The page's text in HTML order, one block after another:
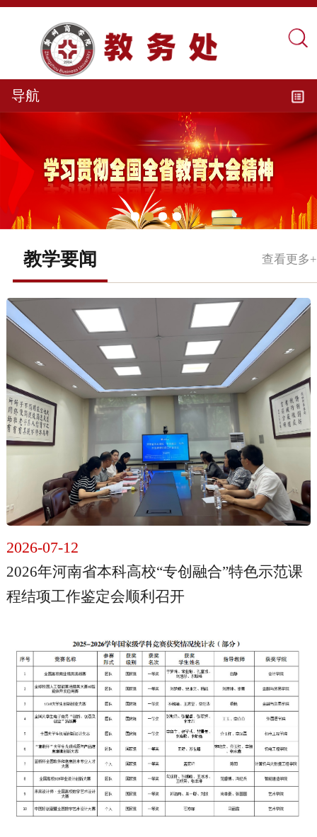
导航
教学要闻 查看更多+
2026-07-12
2026年河南省本科高校“专创融合”特色示范课
程结项工作鉴定会顺利召开